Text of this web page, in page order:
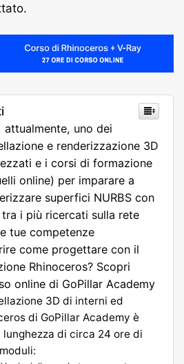
attualmente, uno dei
e renderizzazione 3D
e i corsi di formazione
online) per imparare a
superfici NURBS con
i più ricercati sulla rete
tue competenze
come progettare con il
Rhinoceros? Scopri
online di GoPillar Academy
3D di interni ed
di GoPillar Academy è
di circa 24 ore di